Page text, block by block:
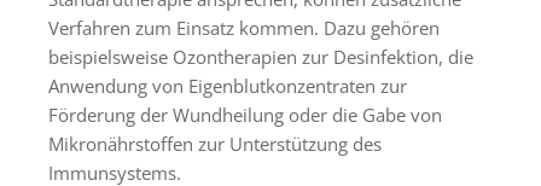
Verfahren zum Einsatz kommen. Dazu gehören
beispielsweise Ozontherapien zur Desinfektion, die
Anwendung von Eigenblutkonzentraten zur
Förderung der Wundheilung oder die Gabe von
Mikronährstoffen zur Unterstützung des
Immunsystems.